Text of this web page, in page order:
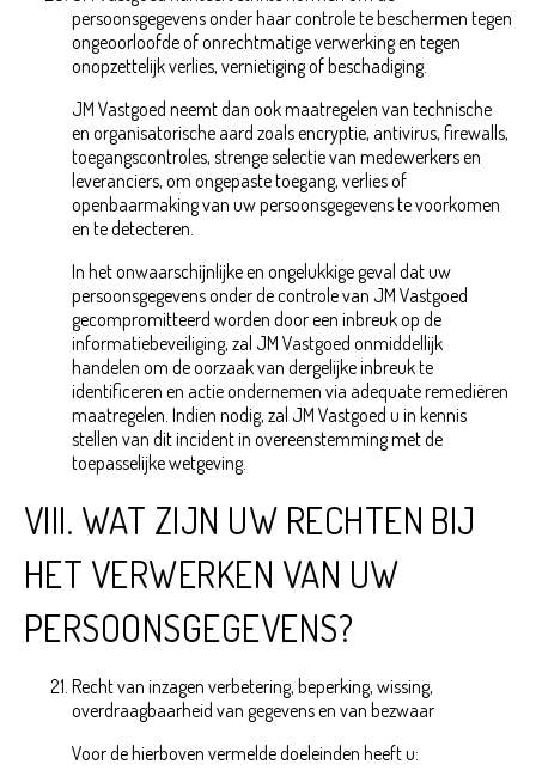
persoonsgegevens onder haar controle te beschermen tegen
ongeoorloofde of onrechtmatige verwerking en tegen
onopzettelijk verlies, vernietiging of beschadiging.
JM Vastgoed neemt dan ook maatregelen van technische
en organisatorische aard zoals encryptie, antivirus, firewalls,
toegangscontroles, strenge selectie van medewerkers en
leveranciers, om ongepaste toegang, verlies of
openbaarmaking van uw persoonsgegevens te voorkomen
en te detecteren.
In het onwaarschijnlijke en ongelukkige geval dat uw
persoonsgegevens onder de controle van JM Vastgoed
gecompromitteerd worden door een inbreuk op de
informatiebeveiliging, zal JM Vastgoed onmiddellijk
handelen om de oorzaak van dergelijke inbreuk te
identificeren en actie ondernemen via adequate remediëren
maatregelen. Indien nodig, zal JM Vastgoed u in kennis
stellen van dit incident in overeenstemming met de
toepasselijke wetgeving.
VIII. WAT ZIJN UW RECHTEN BIJ
HET VERWERKEN VAN UW
PERSOONSGEGEVENS?
Recht van inzagen verbetering, beperking, wissing,
overdraagbaarheid van gegevens en van bezwaar
Voor de hierboven vermelde doeleinden heeft u: